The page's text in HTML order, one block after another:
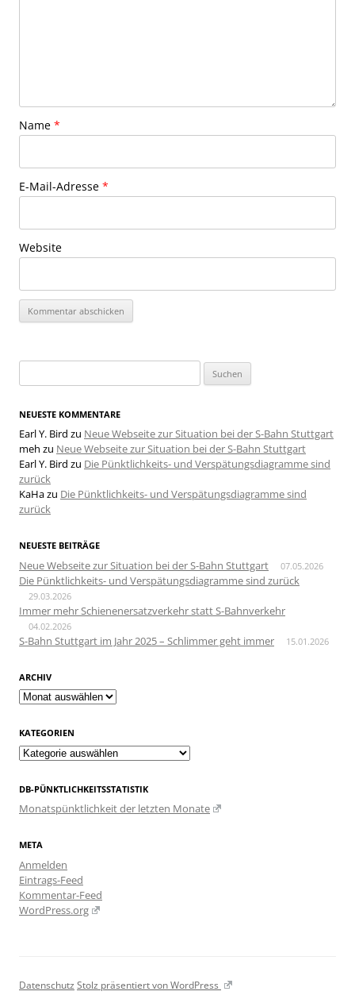
Name *
E-Mail-Adresse *
Website
nach:
NEUESTE KOMMENTARE
Earl Y. Bird zu Neue Webseite zur Situation bei der S-Bahn Stuttgart
meh zu Neue Webseite zur Situation bei der S-Bahn Stuttgart
Earl Y. Bird zu Die Pünktlichkeits- und Verspätungsdiagramme sind
zurück
KaHazu Die Pünktlichkeits- und Verspätungsdiagramme sind
zurück
NEUESTE BEITRÄGE
Neue Webseite zur Situation bei der S-Bahn Stuttgart 07.05.2026
Die Pünktlichkeits- und Verspätungsdiagramme sind zurück
29.03.2026
Immer mehr Schienenersatzverkehr statt S-Bahnverkehr
04.02.2026
S-Bahn Stuttgart im Jahr 2025 – Schlimmer geht immer 15.01.2026
ARCHIV
Archiv
KATEGORIEN
Kategorien
DB-PÜNKTLICHKEITSSTATISTIK
Monatspünktlichkeit der letzten Monate
META
Anmelden
Eintrags-Feed
Kommentar-Feed
WordPress.org
Datenschutz Stolz präsentiert von WordPress